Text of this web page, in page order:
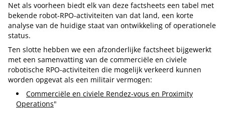
Net als voorheen biedt elk van deze factsheets een tabel met
bekende robot-RPO-activiteiten van dat land, een korte
analyse van de huidige staat van ontwikkeling of operationele
status.
Ten slotte hebben we een afzonderlijke factsheet bijgewerkt
met een samenvatting van de commerciële en civiele
robotische RPO-activiteiten die mogelijk verkeerd kunnen
worden opgevat als een militair vermogen:
Commerciële en civiele Rendez-vous en Proximity
Operations"